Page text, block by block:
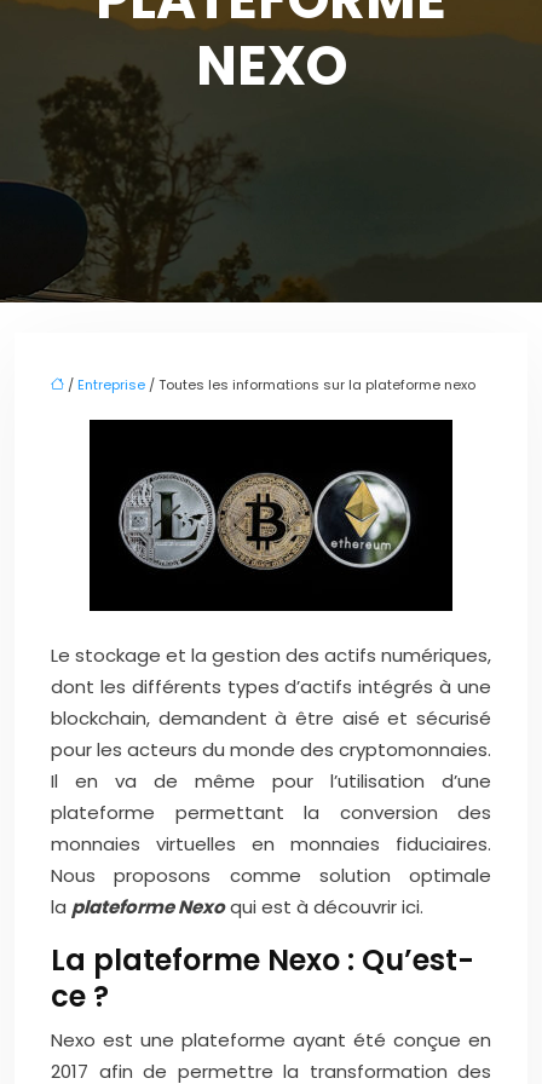
NEXO
/ Entreprise / Toutes les informations sur la plateforme nexo
Le stockage et la gestion des actifs numériques,
dont les différents types d’actifs intégrés à une
blockchain, demandent à être aisé et sécurisé
pour les acteurs du monde des cryptomonnaies.
Il en va de même pour l’utilisation d’une
plateforme permettant la conversion des
monnaies virtuelles en monnaies fiduciaires.
Nous proposons comme solution optimale
la plateforme Nexoqui est à découvrir ici.
La plateforme Nexo : Qu’est-
ce ?
Nexo est une plateforme ayant été conçue en
2017 afin de permettre la transformation des